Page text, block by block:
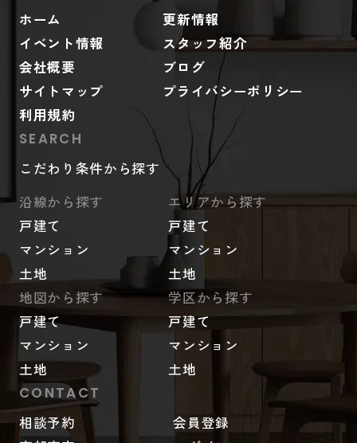
ホーム
更新情報
イベント情報
スタッフ紹介
会社概要
ブログ
サイトマップ
プライバシーポリシー
利用規約
SEARCH
こだわり条件から探す
沿線から探す
戸建て
マンション
土地
エリアから探す
戸建て
マンション
土地
地図から探す
戸建て
マンション
土地
学区から探す
戸建て
マンション
土地
CONTACT
相談予約
会員登録